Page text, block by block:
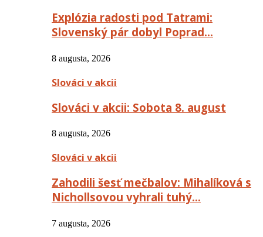
Explózia radosti pod Tatrami:
Slovenský pár dobyl Poprad…
8 augusta, 2026
Slováci v akcii
Slováci v akcii: Sobota 8. august
8 augusta, 2026
Slováci v akcii
Zahodili šesť mečbalov: Mihalíková s
Nichollsovou vyhrali tuhý…
7 augusta, 2026